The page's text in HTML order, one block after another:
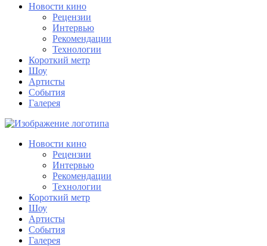
Новости кино
Рецензии
Интервью
Рекомендации
Технологии
Короткий метр
Шоу
Артисты
События
Галерея
Новости кино
Рецензии
Интервью
Рекомендации
Технологии
Короткий метр
Шоу
Артисты
События
Галерея